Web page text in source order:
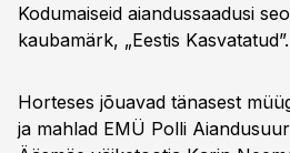
Kodumaiseid aiandussaadusi
kaubamärk, „Eestis Kasvatatud”.
Horteses jõuavad tänasest
ja mahlad EMÜ Polli